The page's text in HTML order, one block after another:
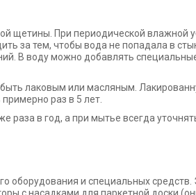
щетины. При периодической
за тем, чтобы вода не попадала в
В воду можно добавлять
лаковым или масляным.
раз в 5 лет.
в год, а при мытье всегда
оборудования и специальных